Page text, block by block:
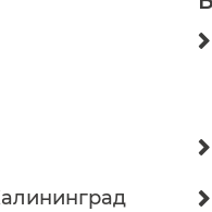


